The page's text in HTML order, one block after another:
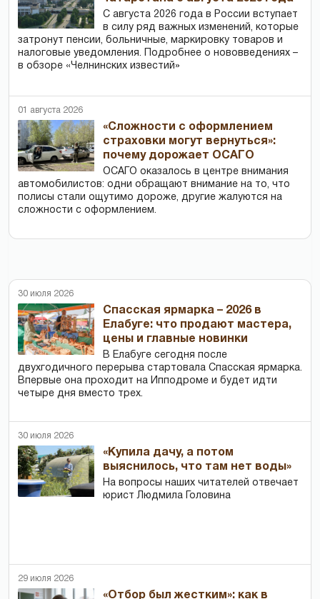
С августа 2026 года в России вступает
в силу ряд важных изменений, которые
затронут пенсии, больничные, маркировку товаров и
налоговые уведомления. Подробнее о нововведениях –
в обзоре «Челнинских известий»
01 августа 2026
«Сложности с оформлением
страховки могут вернуться»:
почему дорожает ОСАГО
ОСАГО оказалось в центре внимания
автомобилистов: одни обращают внимание на то, что
полисы стали ощутимо дороже, другие жалуются на
сложности с оформлением.
30 июля 2026
Спасская ярмарка – 2026 в
Елабуге: что продают мастера,
цены и главные новинки
В Елабуге сегодня после
двухгодичного перерыва стартовала Спасская ярмарка.
Впервые она проходит на Ипподроме и будет идти
четыре дня вместо трех.
30 июля 2026
«Купила дачу, а потом
выяснилось, что там нет воды»
На вопросы наших читателей отвечает
юрист Людмила Головина
29 июля 2026
«Отбор был жестким»: как в